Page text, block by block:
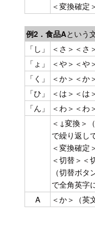
＜変換確定＞
例2．食品Aという
「し」
＜さ＞＜さ＞
「ょ」
＜や＞＜や
「く」
＜か＞＜か
「ひ」
＜は＞＜は＞
「ん」
＜わ＞＜わ
＜↓変換＞
で繰り返し
＜変換確定＞
＜切替＞＜
（切替ボ
で全角英字
A
＜か＞（英